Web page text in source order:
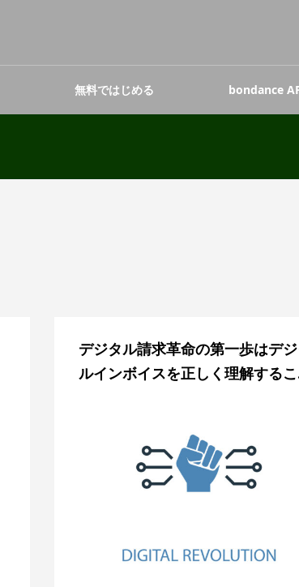
無料ではじめる bondance
デジタル請求革命の第一歩はデ
ルインボイスを正しく理解するこ